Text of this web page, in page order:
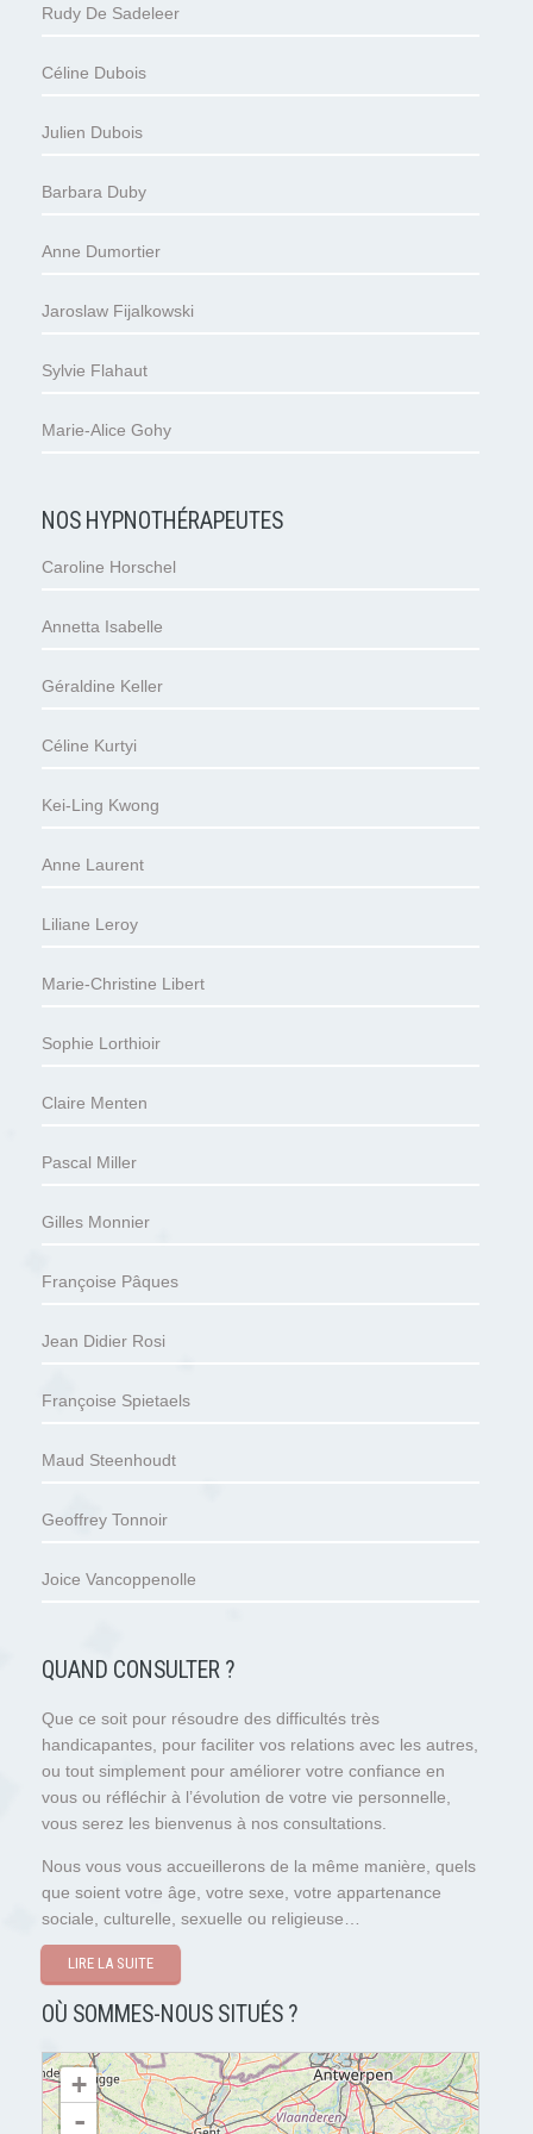
Rudy De Sadeleer
Céline Dubois
Julien Dubois
Barbara Duby
Anne Dumortier
Jaroslaw Fijalkowski
Sylvie Flahaut
Marie-Alice Gohy
NOS HYPNOTHÉRAPEUTES
Caroline Horschel
Annetta Isabelle
Géraldine Keller
Céline Kurtyi
Kei-Ling Kwong
Anne Laurent
Liliane Leroy
Marie-Christine Libert
Sophie Lorthioir
Claire Menten
Pascal Miller
Gilles Monnier
Françoise Pâques
Jean Didier Rosi
Françoise Spietaels
Maud Steenhoudt
Geoffrey Tonnoir
Joice Vancoppenolle
QUAND CONSULTER ?
Que ce soit pour résoudre des difficultés très
handicapantes, pour faciliter vos relations avec les autres,
ou tout simplement pour améliorer votre confiance en
vous ou réfléchir à l’évolution de votre vie personnelle,
vous serez les bienvenus à nos consultations.
Nous vous vous accueillerons de la même manière, quels
que soient votre âge, votre sexe, votre appartenance
sociale, culturelle, sexuelle ou religieuse…
LIRE LA SUITE
OÙ SOMMES-NOUS SITUÉS ?
chargement de la carte - veuillez patienter...
+
-